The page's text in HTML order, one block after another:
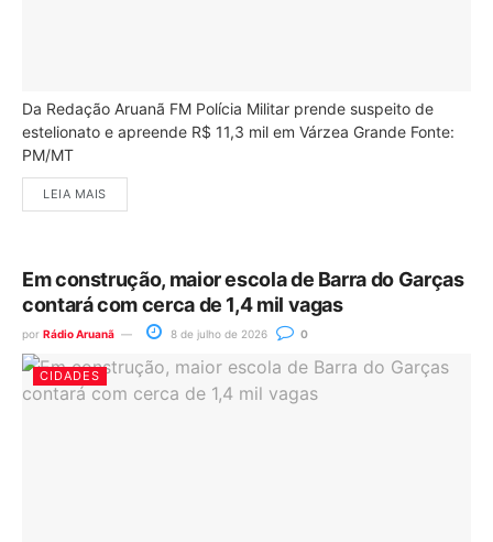
Da Redação Aruanã FM Polícia Militar prende suspeito de
estelionato e apreende R$ 11,3 mil em Várzea Grande Fonte:
PM/MT
LEIA MAIS
Em construção, maior escola de Barra do Garças
contará com cerca de 1,4 mil vagas
por Rádio Aruanã 8 de julho de 2026 0
CIDADES